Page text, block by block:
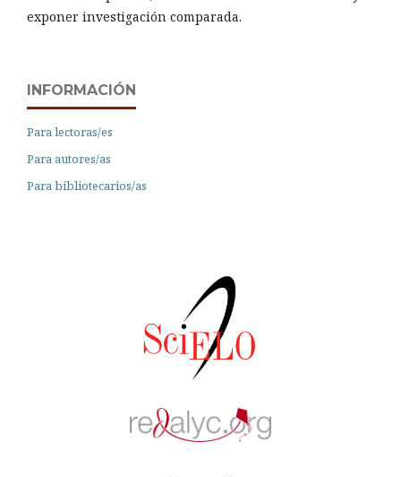
exponer investigación comparada.
INFORMACIÓN
Para lectoras/es
Para autores/as
Para bibliotecarios/as